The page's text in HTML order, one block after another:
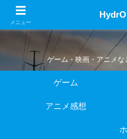
ゲーム・映画・アニメな
ゲーム
アニメ感想
メニュー